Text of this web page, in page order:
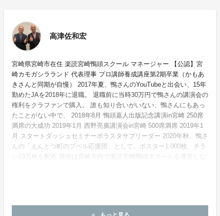
高津佐和宏
宮崎県宮崎市在住 楽読宮崎鴨頭スクール マネージャー 【公認】宮
崎カモガシラランド 代表理事 プロ講師養成講座第2期卒業（かもあ
きさんと同期が自慢） 2017年夏、鴨さんのYouTubeと出会い、15年
勤めたJAを2018年に退職。 退職前に当時30万円で鴨さんの講演会の
権利をクラファンで購入。 誰も知り合いがいない、鴨さんにもあっ
たことがない中で、 2018年8月 鴨頭嘉人出版記念講演in宮崎 250席
満席の大成功 2019年1月 西野亮廣講演会in宮崎 500席満席 2019年1
月 スタートダッシュセミナーボラスタサブリーダー 2020年秋、鴨さ
んの「えんとつ町のプペル応援団」として、ポスター1,000枚、チラ
シ13万枚を配布 現在は宮崎市内で楽読宮崎鴨頭スクールを運営しな